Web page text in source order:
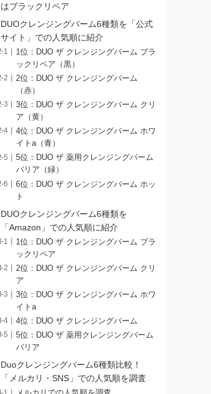
はブラックリペア
DUOクレンジングバーム6種類を「公式
サイト」での人気順に紹介
1位：DUO ザ クレンジングバーム ブラ
ックリペア（黒）
2位：DUO ザ クレンジングバーム
（赤）
3位：DUO ザ クレンジングバーム クリ
ア（黄）
4位：DUO ザ クレンジングバーム ホワ
イトa（青）
5位：DUO ザ 薬用クレンジングバーム
バリア（緑）
6位：DUO ザ クレンジングバーム ホッ
ト
DUOクレンジングバーム6種類を
「Amazon」での人気順に紹介
1位：DUO ザ クレンジングバーム ブラ
ックリペア
2位：DUO ザ クレンジングバーム クリ
ア
3位：DUO ザ クレンジングバーム ホワ
イトa
4位：DUO ザ クレンジングバーム
5位：DUO ザ 薬用クレンジングバーム
バリア
Duoクレンジングバーム6種類比較！
「メルカリ・SNS」での人気順を調査